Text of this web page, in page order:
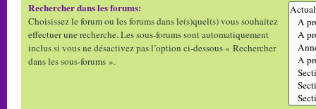
Rechercher dans les forums:
Choisissez le forum ou les forums dans le(s)quel(s) vous souhaitez
effectuer une recherche. Les sous-forums sont automatiquement
inclus si vous ne désactivez pas l’option ci-dessous « Rechercher
dans les sous-forums ».